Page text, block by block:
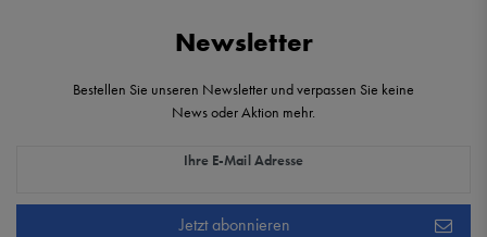
Newsletter
Bestellen Sie unseren Newsletter und verpassen Sie keine
News oder Aktion mehr.
Ihre E-Mail Adresse
Newsletter Honig
Jetzt abonnieren